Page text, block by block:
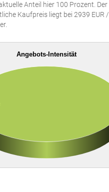
Anteil hier 100 Prozent. Der
Kaufpreis liegt bei 2939 EUR /
Angebots-Intensität